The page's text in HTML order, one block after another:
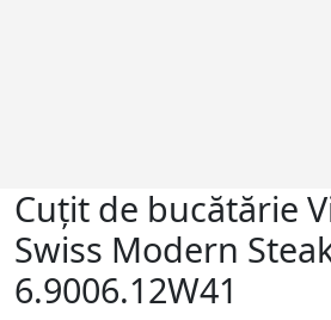
Cuțit de bucătărie
Swiss Modern
6.9006.12W41